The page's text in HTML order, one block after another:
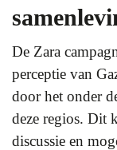
De Zara
perceptie van
door het onder
deze regios. Dit
discussie en